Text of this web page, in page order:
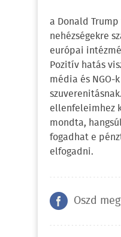
a Donald
nehézségekre
európai
Pozitív hatás
média és
ellenfeleimhez
mondta,
fogadhat e
elfogadni.
Oszd